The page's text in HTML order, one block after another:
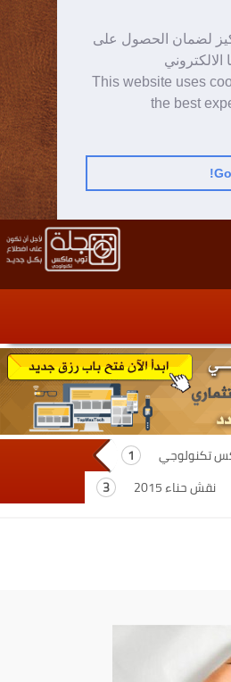
لضمان الحصول على
This website uses
the best
تكنولوجي
نقش حناء 2015